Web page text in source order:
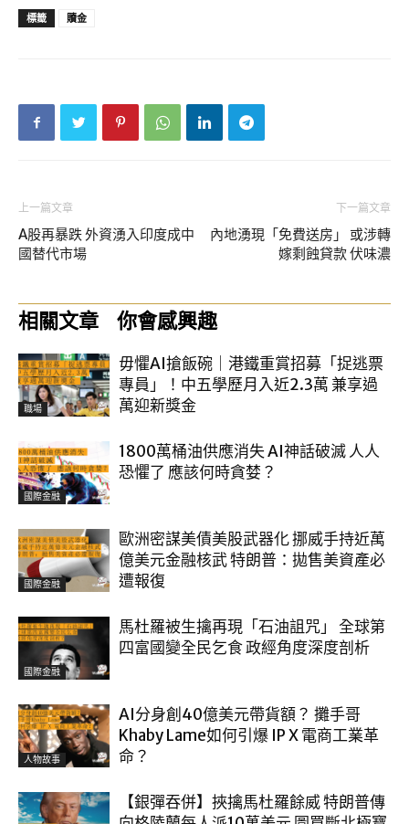
標籤 贖金
上一篇文章
A股再暴跌 外資湧入印度成中
國替代市場
下一篇文章
內地湧現「免費送房」 或涉轉
嫁剩蝕貸款 伏味濃
相關文章 你會感興趣
職場
毋懼AI搶飯碗｜港鐵重賞招募「捉逃票
專員」！中五學歷月入近2.3萬 兼享過
萬迎新獎金
國際金融
1800萬桶油供應消失 AI神話破滅 人人
恐懼了 應該何時貪婪？
國際金融
歐洲密謀美債美股武器化 挪威手持近萬
億美元金融核武 特朗普：拋售美資產必
遭報復
國際金融
馬杜羅被生擒再現「石油詛咒」 全球第
四富國變全民乞食 政經角度深度剖析
人物故事
AI分身創40億美元帶貨額？ 攤手哥
Khaby Lame如何引爆 IP X 電商工業革
命？
【銀彈吞併】挾擒馬杜羅餘威 特朗普傳